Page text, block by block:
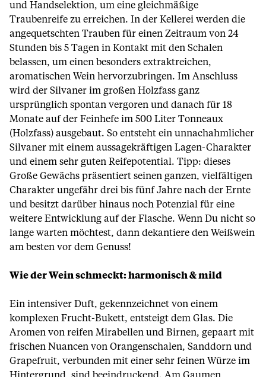
und Handselektion, um eine gleichmäßige
Traubenreife zu erreichen. In der Kellerei werden die
angequetschten Trauben für einen Zeitraum von 24
Stunden bis 5 Tagen in Kontakt mit den Schalen
belassen, um einen besonders extraktreichen,
aromatischen Wein hervorzubringen. Im Anschluss
wird der Silvaner im großen Holzfass ganz
ursprünglich spontan vergoren und danach für 18
Monate auf der Feinhefe im 500 Liter Tonneaux
(Holzfass) ausgebaut. So entsteht ein unnachahmlicher
Silvaner mit einem aussagekräftigen Lagen-Charakter
und einem sehr guten Reifepotential. Tipp: dieses
Große Gewächs präsentiert seinen ganzen, vielfältigen
Charakter ungefähr drei bis fünf Jahre nach der Ernte
und besitzt darüber hinaus noch Potenzial für eine
weitere Entwicklung auf der Flasche. Wenn Du nicht so
lange warten möchtest, dann dekantiere den Weißwein
am besten vor dem Genuss!
Wie der Wein schmeckt: harmonisch & mild
Ein intensiver Duft, gekennzeichnet von einem
komplexen Frucht-Bukett, entsteigt dem Glas. Die
Aromen von reifen Mirabellen und Birnen, gepaart mit
frischen Nuancen von Orangenschalen, Sanddorn und
Grapefruit, verbunden mit einer sehr feinen Würze im